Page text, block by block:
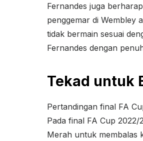
Fernandes juga
penggemar di Wembley
tidak bermain sesuai
Fernandes dengan
Tekad untuk
Pertandingan final FA
Pada final FA Cup
Merah untuk membalas